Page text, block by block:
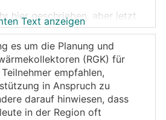
hier geschrieben, aber jetzt
tun
und wir haben uns leider
(aus Kostengründen). Ich
Planungsphase so
ein RGKebenfalls eine
gewesen wäre. Für
Text anzeigen
es um die Planung und
(RGK) für
empfahlen,
in Anspruch zu
darauf hinwiesen, dass
in der Region oft